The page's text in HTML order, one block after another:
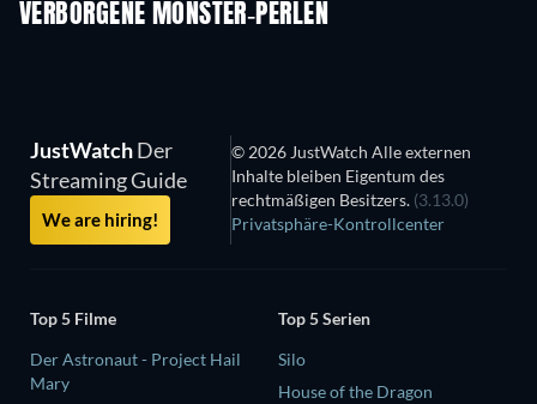
VERBORGENE MONSTER-PERLEN
JustWatchDer
Streaming Guide
We are hiring!
© 2026 JustWatch Alle externen
Inhalte bleiben Eigentum des
rechtmäßigen Besitzers. (3.13.0)
Privatsphäre-Kontrollcenter
Top 5 Filme
Der Astronaut - Project Hail
Mary
Top 5 Serien
Silo
House of the Dragon